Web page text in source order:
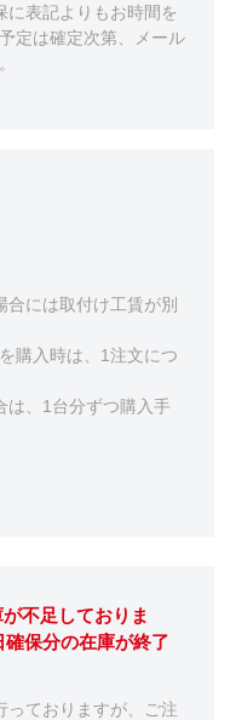
に表記よりもお時間を
定は確定次第、メール
には取付け工賃が別
購入時は、1注文につ
、1台分ずつ購入手
不足しておりま
保分の在庫が終了
っておりますが、ご注